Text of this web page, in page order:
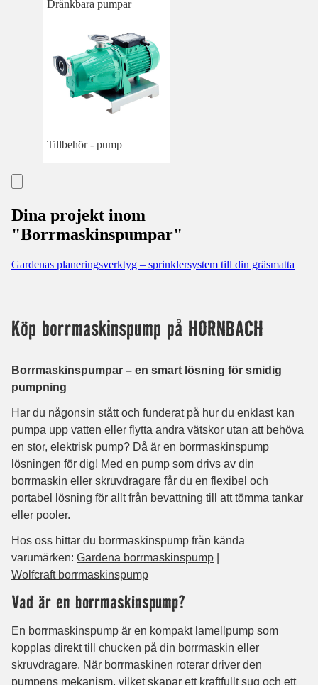
Dränkbara pumpar
Tillbehör - pump
Dina projekt inom
"Borrmaskinspumpar"
Gardenas planeringsverktyg – sprinklersystem till din gräsmatta